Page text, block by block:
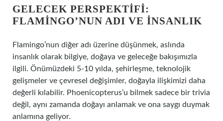
GELECEK PERSPEKTIFI:
FLAMINGO’NUN ADI VE İNSANLIK
Flamingo’nun diğer adı üzerine düşünmek, aslında
insanlık olarak bilgiye, doğaya ve geleceğe bakışımızla
ilgili. Önümüzdeki 5-10 yılda, şehirleşme, teknolojik
gelişmeler ve çevresel değişimler, doğayla ilişkimizi daha
değerli kılabilir. Phoenicopterus’u bilmek sadece bir trivia
değil, aynı zamanda doğayı anlamak ve ona saygı duymak
anlamına geliyor.